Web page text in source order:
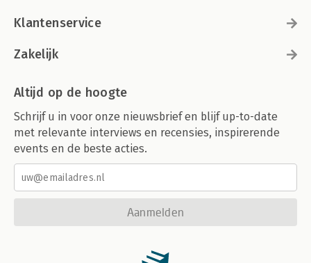
Klantenservice
Zakelijk
Altijd op de hoogte
Schrijf u in voor onze nieuwsbrief en blijf up-to-date
met relevante interviews en recensies, inspirerende
events en de beste acties.
Aanmelden